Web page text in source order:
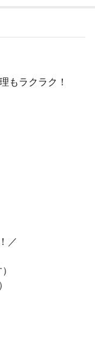
もラクラク！
／